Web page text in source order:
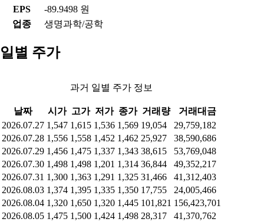
EPS
-89.9498 원
업종
생명과학/공학
일별 주가
과거 일별 주가 정보
날짜 시가 고가 저가 종가 거래량
거래대금
2026.07.27 1,547 1,615 1,536 1,569 19,054
29,759,182
2026.07.28 1,556 1,558 1,452 1,462 25,927
38,590,686
2026.07.29 1,456 1,475 1,337 1,343 38,615
53,769,048
2026.07.30 1,498 1,498 1,201 1,314 36,844
49,352,217
2026.07.31 1,300 1,363 1,291 1,325 31,466
41,312,403
2026.08.03 1,374 1,395 1,335 1,350 17,755
24,005,466
2026.08.04 1,320 1,650 1,320 1,445 101,821 156,423,701
2026.08.05 1,475 1,500 1,424 1,498 28,317 41,370,762